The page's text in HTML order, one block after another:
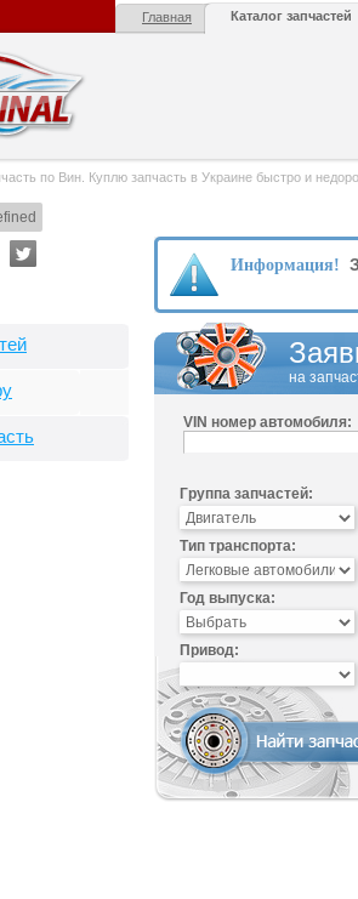
Главная Каталог запчастей
по Вин. Куплю запчасть в Украине быстро и
Информация!
на
VIN номер автомобиля:
Группа запчастей:
Тип транспорта:
Год выпуска:
Привод: